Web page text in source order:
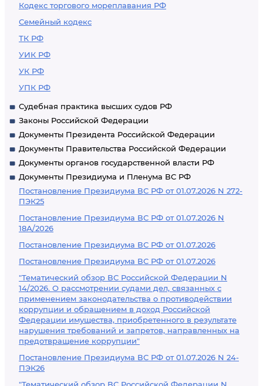
Кодекс торгового мореплавания РФ
Семейный кодекс
ТК РФ
УИК РФ
УК РФ
УПК РФ
Судебная практика высших судов РФ
Законы Российской Федерации
Документы Президента Российской Федерации
Документы Правительства Российской Федерации
Документы органов государственной власти РФ
Документы Президиума и Пленума ВС РФ
Постановление Президиума ВС РФ от 01.07.2026 N 272-
ПЭК25
Постановление Президиума ВС РФ от 01.07.2026 N
18А/2026
Постановление Президиума ВС РФ от 01.07.2026
Постановление Президиума ВС РФ от 01.07.2026
"Тематический обзор ВС Российской Федерации N
14/2026. О рассмотрении судами дел, связанных с
применением законодательства о противодействии
коррупции и обращением в доход Российской
Федерации имущества, приобретенного в результате
нарушения требований и запретов, направленных на
предотвращение коррупции"
Постановление Президиума ВС РФ от 01.07.2026 N 24-
ПЭК26